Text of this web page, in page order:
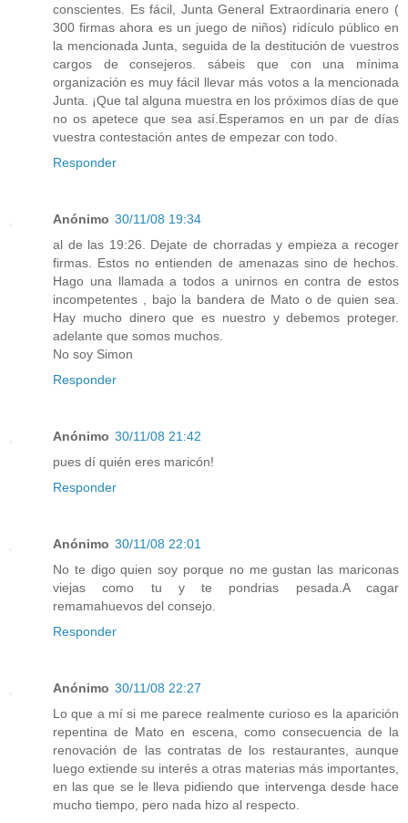
conscientes. Es fácil, Junta General Extraordinaria enero (
300 firmas ahora es un juego de niños) ridículo público en
la mencionada Junta, seguida de la destitución de vuestros
cargos de consejeros. sábeis que con una mínima
organización es muy fácil llevar más votos a la mencionada
Junta. ¡Que tal alguna muestra en los próximos días de que
no os apetece que sea así.Esperamos en un par de días
vuestra contestación antes de empezar con todo.
Responder
Anónimo 30/11/08 19:34
al de las 19:26. Dejate de chorradas y empieza a recoger
firmas. Estos no entienden de amenazas sino de hechos.
Hago una llamada a todos a unirnos en contra de estos
incompetentes , bajo la bandera de Mato o de quien sea.
Hay mucho dinero que es nuestro y debemos proteger.
adelante que somos muchos.
No soy Simon
Responder
Anónimo 30/11/08 21:42
pues dí quién eres maricón!
Responder
Anónimo 30/11/08 22:01
No te digo quien soy porque no me gustan las mariconas
viejas como tu y te pondrias pesada.A cagar
remamahuevos del consejo.
Responder
Anónimo 30/11/08 22:27
Lo que a mí si me parece realmente curioso es la aparición
repentina de Mato en escena, como consecuencia de la
renovación de las contratas de los restaurantes, aunque
luego extiende su interés a otras materias más importantes,
en las que se le lleva pidiendo que intervenga desde hace
mucho tiempo, pero nada hizo al respecto.